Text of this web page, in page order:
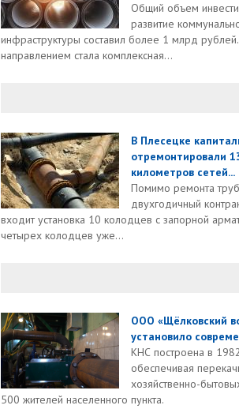
Общий объем
развитие
инфраструктуры составил более 1 млрд
направлением стала комплексная...
В Плесецке
отремонтировали
километров сетей...
Помимо ремонта
двухгодичный
входит установка 10 колодцев с запорной
четырех колодцев уже...
ООО «Щёлковский
установило
КНС построена в
обеспечивая
хозяйственно-
500 жителей населенного пункта.